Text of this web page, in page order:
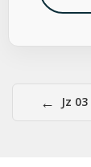
← Jz 03